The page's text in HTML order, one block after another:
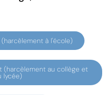
à l'école)
(harcèlement au collège et
lycée)